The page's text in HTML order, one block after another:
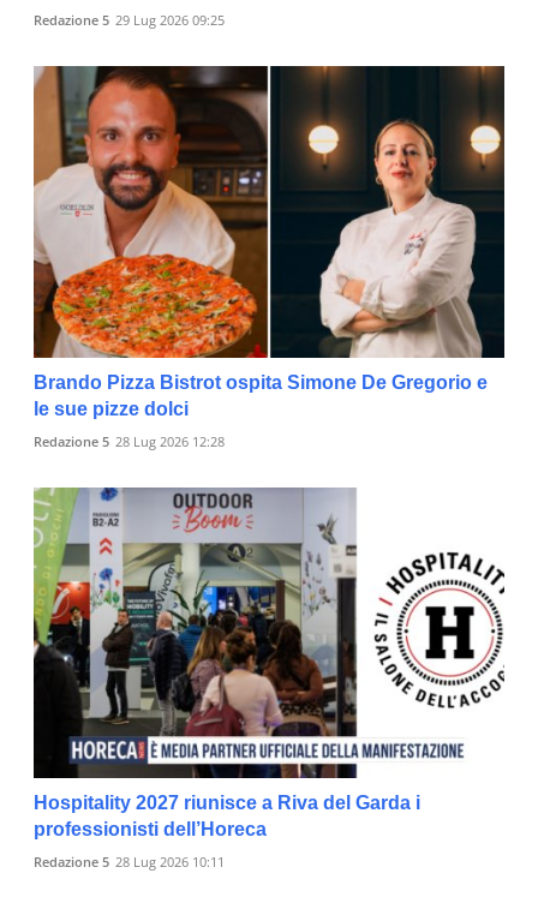
Redazione 5 29 Lug 2026 09:25
Brando Pizza Bistrot ospita Simone De Gregorio e
le sue pizze dolci
Redazione 5 28 Lug 2026 12:28
Hospitality 2027 riunisce a Riva del Garda i
professionisti dell’Horeca
Redazione 5 28 Lug 2026 10:11